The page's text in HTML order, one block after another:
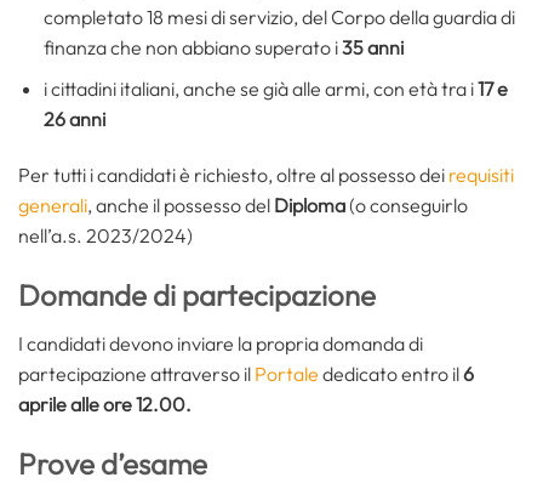
completato 18 mesi di servizio, del Corpo della guardia di
finanza che non abbiano superato i35 anni
i cittadini italiani, anche se già alle armi, con età tra i17 e
26 anni
Per tutti i candidati è richiesto, oltre al possesso dei requisiti
generali, anche il possesso del Diploma(o conseguirlo
nell’a.s. 2023/2024)
Domande di partecipazione
I candidati devono inviare la propria domanda di
partecipazione attraverso il Portale dedicato entro il6
aprile alle ore 12.00.
Prove d’esame